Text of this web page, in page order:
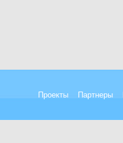
Проекты Партнеры